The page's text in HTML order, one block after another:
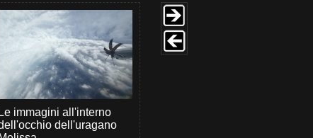
Le immagini all'interno
dell'uragano